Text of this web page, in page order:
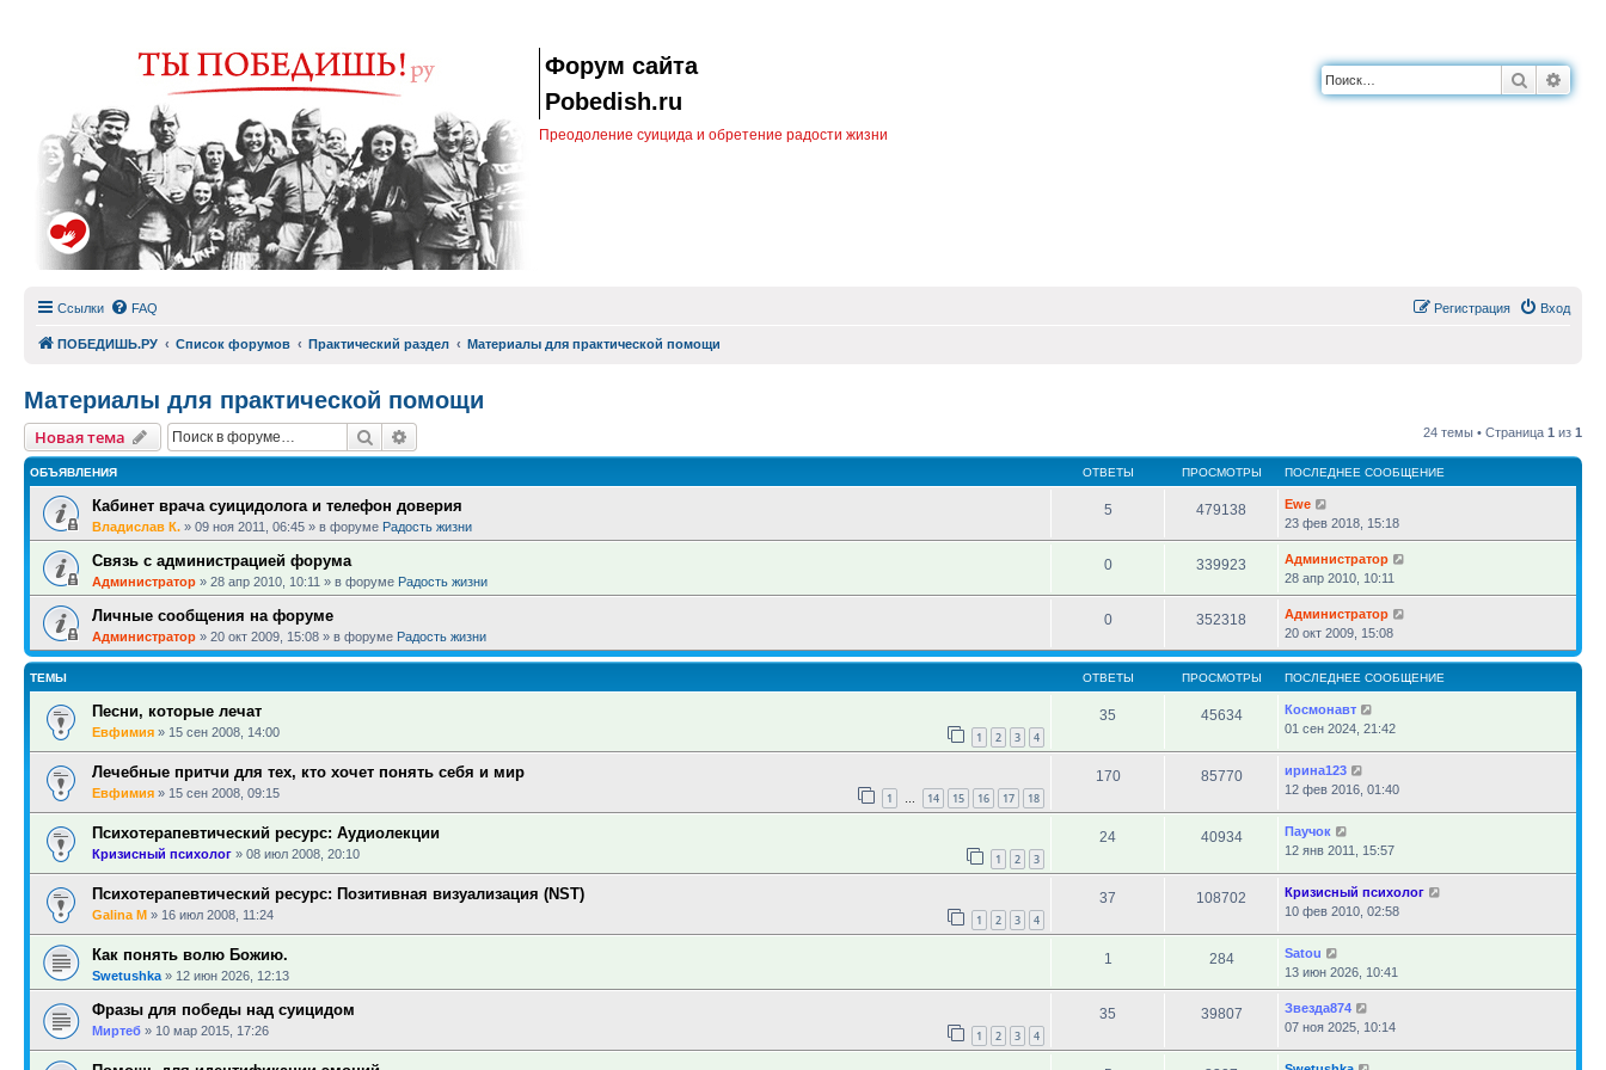
Форум сайта
Pobedish.ru
Преодоление суицида и обретение радости жизни
Поиск
Ссылки FAQ Вход
Регистрация
ПОБЕДИШЬ.РУ Список форумов Практический раздел Материалы для практической помощи
Материалы для практической помощи
Новая тема Поиск 24 темы • Страница 1 из 1
ОБЪЯВЛЕНИЯ ОТВЕТЫ ПРОСМОТРЫ ПОСЛЕДНЕЕ СООБЩЕНИЕ
Кабинет врача суицидолога и телефон доверия
Владислав К. » 09 ноя 2011, 06:45 » в форуме Радость жизни
5 479138
Ewe
23 фев 2018, 15:18
Связь с администрацией форума
Администратор » 28 апр 2010, 10:11 » в форуме Радость жизни
0 339923
Администратор
28 апр 2010, 10:11
Личные сообщения на форуме
Администратор » 20 окт 2009, 15:08 » в форуме Радость жизни
0 352318
Администратор
20 окт 2009, 15:08
ТЕМЫ ОТВЕТЫ ПРОСМОТРЫ ПОСЛЕДНЕЕ СООБЩЕНИЕ
Песни, которые лечат
Евфимия » 15 сен 2008, 14:00 1 2 3 4
35 45634
Космонавт
01 сен 2024, 21:42
Лечебные притчи для тех, кто хочет понять себя и мир
Евфимия » 15 сен 2008, 09:15 1 … 14 15 16 17 18
170 85770
ирина123
12 фев 2016, 01:40
Психотерапевтический ресурс: Аудиолекции
Кризисный психолог » 08 июл 2008, 20:10 1 2 3
24 40934
Паучок
12 янв 2011, 15:57
Психотерапевтический ресурс: Позитивная визуализация (NST)
Galina M » 16 июл 2008, 11:24 1 2 3 4
37 108702
Кризисный психолог
10 фев 2010, 02:58
Как понять волю Божию.
Swetushka » 12 июн 2026, 12:13
1 284
Satou
13 июн 2026, 10:41
Фразы для победы над суицидом
Миртеб » 10 мар 2015, 17:26 1 2 3 4
35 39807
Звезда874
07 ноя 2025, 10:14